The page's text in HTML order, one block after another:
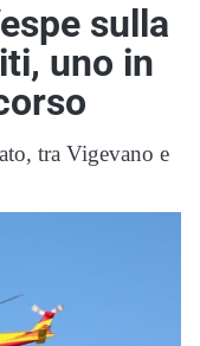
sulla
uno in
tra Vigevano e